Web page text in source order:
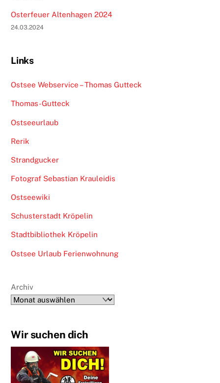
Osterfeuer Altenhagen 2024
24.03.2024
Links
Ostsee Webservice – Thomas Gutteck
Thomas-Gutteck
Ostseeurlaub
Rerik
Strandgucker
Fotograf Sebastian Krauleidis
Ostseewiki
Schusterstadt Kröpelin
Stadtbibliothek Kröpelin
Ostsee Urlaub Ferienwohnung
Archiv
Wir suchen dich